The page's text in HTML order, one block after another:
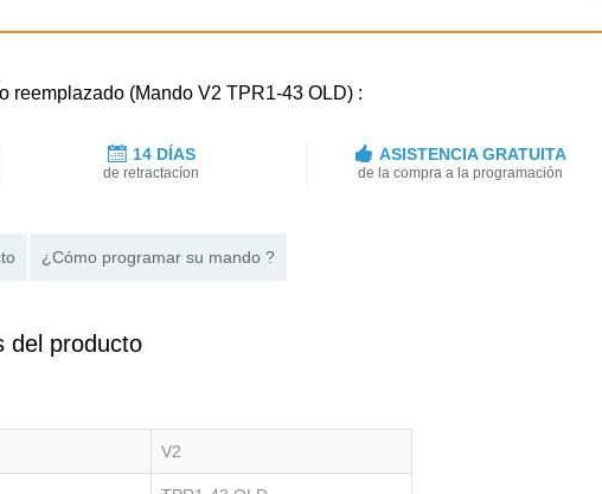
reemplazado (Mando V2 TPR1-43 OLD) :
14 DÍAS
de retractacíon
ASISTENCIA GRATUITA
de la compra a la programación
¿Cómo programar su mando ?
del producto
V2